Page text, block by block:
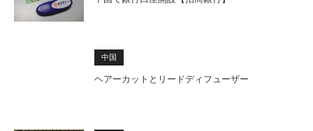
中国
ヘアーカットとリードディフューザー